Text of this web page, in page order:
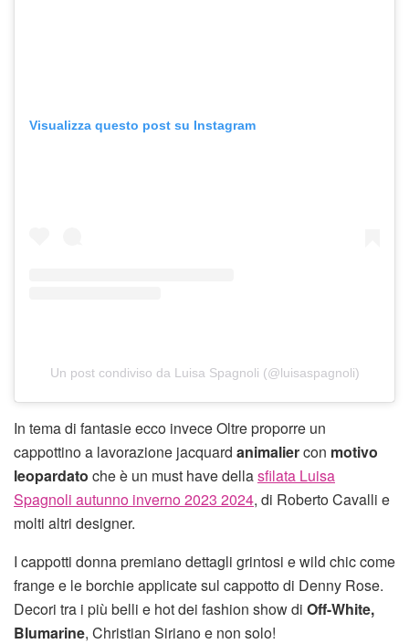
Visualizza questo post su Instagram
Un post condiviso da Luisa Spagnoli (@luisaspagnoli)
In tema di fantasie ecco invece Oltre proporre un
cappottino a lavorazione jacquard animaliercon motivo
leopardato che è un must have dellasfilata Luisa
Spagnoli autunno inverno 2023 2024, di Roberto Cavalli e
molti altri designer.
I cappotti donna premiano dettagli grintosi e wild chic come
frange e le borchie applicate sul cappotto di Denny Rose.
Decori tra i più belli e hot dei fashion show di Off-White,
Blumarine, Christian Siriano e non solo!